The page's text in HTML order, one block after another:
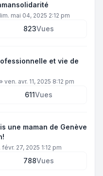
mai 04, 2025 2:12 pm
823Vues
et vie de
» ven. avr. 11, 2025 8:12 pm
611Vues
une maman de Genève
févr. 27, 2025 1:12 pm
788Vues